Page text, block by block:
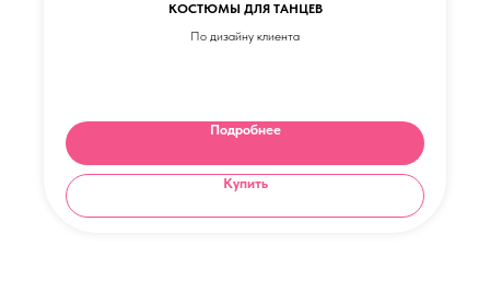
КОСТЮМЫ ДЛЯ ТАНЦЕВ
По дизайну клиента
Подробнее
Купить